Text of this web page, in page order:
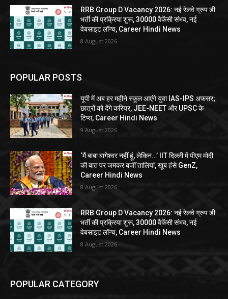
RRB Group D Vacancy 2026: नई रेलवे ग्रुप डी
भर्ती की प्रक्रिया शुरू, 30000 वैकेंसी संभव, नई
वेबसाइट लॉन्च, Career Hindi News
8 August 2026
POPULAR POSTS
यूपी में अब हर महीने स्कूल आएंगे युवा IAS-IPS अफसर;
छात्रों को देंगे करियर, JEE-NEET और UPSC के
टिप्स, Career Hindi News
9 August 2026
‘मैं बाबा बागेश्वर नहीं हूं, लेकिन…’ IIT दिल्ली में पीएम मोदी
की बात पर जमकर बजीं तालियां, खूब हंसे GenZ,
Career Hindi News
8 August 2026
RRB Group D Vacancy 2026: नई रेलवे ग्रुप डी
भर्ती की प्रक्रिया शुरू, 30000 वैकेंसी संभव, नई
वेबसाइट लॉन्च, Career Hindi News
8 August 2026
POPULAR CATEGORY